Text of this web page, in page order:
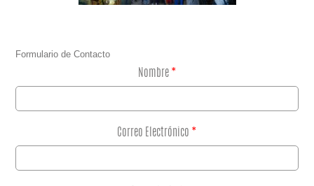
Formulario de Contacto
Nombre *
Correo Electrónico *